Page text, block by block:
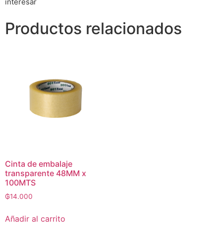
Productos relacionados
Cinta de embalaje
transparente 48MM x
100MTS
₲14.000
Añadir al carrito